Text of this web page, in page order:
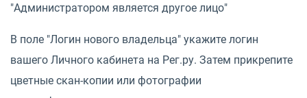
"Администратором является другое лицо"
В поле "Логин нового владельца" укажите логин
вашего Личного кабинета на Рег.ру. Затем прикрепите
цветные скан-копии или фотографии